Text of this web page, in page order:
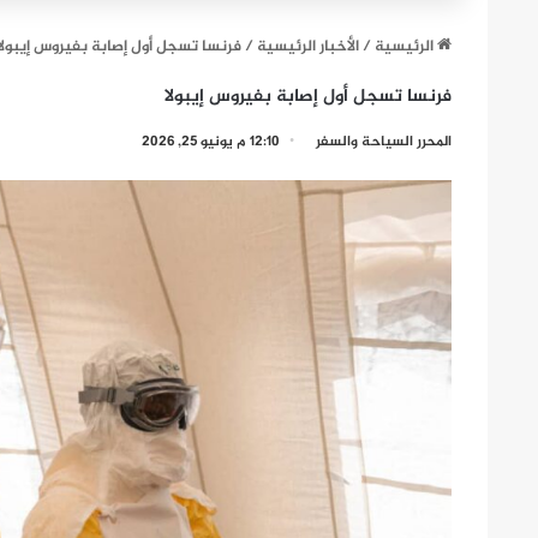
الرئيسية/الأخبار الرئيسية/فرنسا تسجل أول إصابة بفيروس
فرنسا تسجل أول إصابة بفيروس إيبولا
المحرر السياحة والسفر 12:10 م يونيو 25, 2026